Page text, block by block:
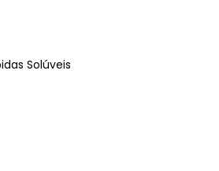
Solúveis